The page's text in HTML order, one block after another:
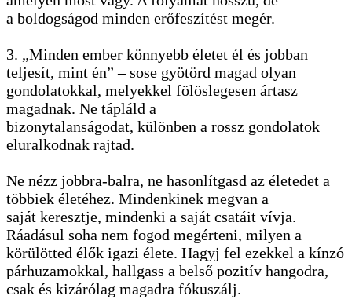
a boldogságod minden erőfeszítést megér.
3. „Minden ember könnyebb életet él és jobban
teljesít, mint én” – sose gyötörd magad olyan
gondolatokkal, melyekkel fölöslegesen ártasz
magadnak. Ne tápláld a
bizonytalanságodat, különben a rossz gondolatok
eluralkodnak rajtad.
Ne nézz jobbra-balra, ne hasonlítgasd az életedet a
többiek életéhez. Mindenkinek megvan a
saját keresztje, mindenki a saját csatáit vívja.
Ráadásul soha nem fogod megérteni, milyen a
körülötted élők igazi élete. Hagyj fel ezekkel a kínzó
párhuzamokkal, hallgass a belső pozitív hangodra,
csak és kizárólag magadra fókuszálj.